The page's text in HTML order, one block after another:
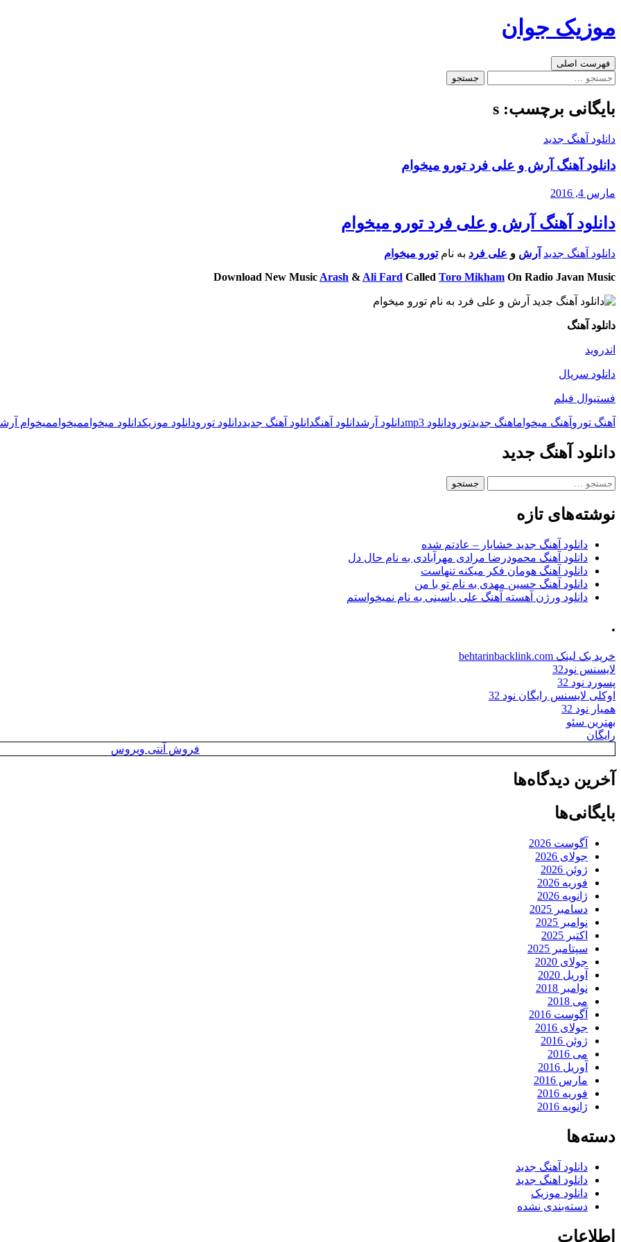
به
موزیک جوان
جست‌وجو
فهرست اصلی
جستجو
بایگانی برچسب: s
دانلود آهنگ جدید
دانلود آهنگ آرش و علی فرد تورو میخوام
مارس 4, 2016
دانلود آهنگ آرش و علی فرد تورو میخوام
دانلود آهنگ جدید آرش و علی فرد به نامتورو میخوام
Download New Music Arash & Ali Fard Called Toro Mikham On Radio Javan Music
دانلود آهنگ
اندروید
دانلود سریال
فستیوال فیلم
آهنگ تورو آهنگ میخواماهنگ جدیدتورودانلود mp3 دانلود آرشدانلود آهنگدانلود آهنگ جدیددانلود تورودانلود موزیکدانلود میخواممیخواممیخوام آرش
دانلود آهنگ جدید
جستجو
نوشته‌های تازه
دانلود آهنگ جدید خشایار – عادتم شده
دانلود آهنگ محمودرضا مرادی مهرآبادی به نام حال دل
دانلود آهنگ هومان فکر میکنه تنهاست
دانلود آهنگ حسین مهدی به نام تو با من
دانلود ورژن آهسته آهنگ علی یاسینی به نام نمیخواستم
.
خرید بک لینک behtarinbacklink.com
لایسنس نود32
پسورد نود 32
اوکلی لایسنس رایگان نود 32
همیار نود 32
بهترین سئو
رایگان
فروش آنتی ویروس
آخرین دیدگاه‌ها
بایگانی‌ها
آگوست 2026
جولای 2026
ژوئن 2026
فوریه 2026
ژانویه 2026
دسامبر 2025
نوامبر 2025
اکتبر 2025
سپتامبر 2025
جولای 2020
آوریل 2020
نوامبر 2018
می 2018
آگوست 2016
جولای 2016
ژوئن 2016
می 2016
آوریل 2016
مارس 2016
فوریه 2016
ژانویه 2016
دسته‌ها
دانلود آهنگ جدید
دانلود اهنگ جدید
دانلود موزیک
دسته‌بندی نشده
اطلاعات